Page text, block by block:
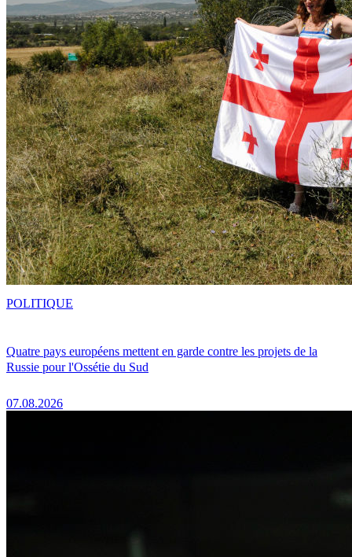
Quatre pays européens mettent en garde contre les projets de la
Russie pour l'Ossétie du Sud
07.08.2026
POLITIQUE